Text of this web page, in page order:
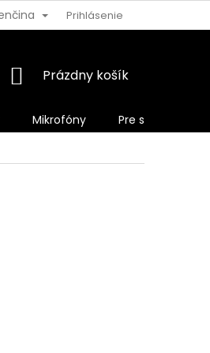
Prihlásenie
NÁKUPNÝ
Prázdny košík
Mikrofóny
Pre spevákov